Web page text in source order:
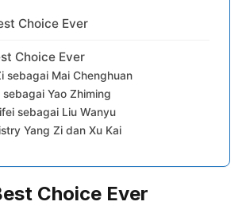
Choice Ever
Choice Ever
sebagai Mai Chenghuan
sebagai Yao Zhiming
sebagai Liu Wanyu
Yang Zi dan Xu Kai
Choice Ever